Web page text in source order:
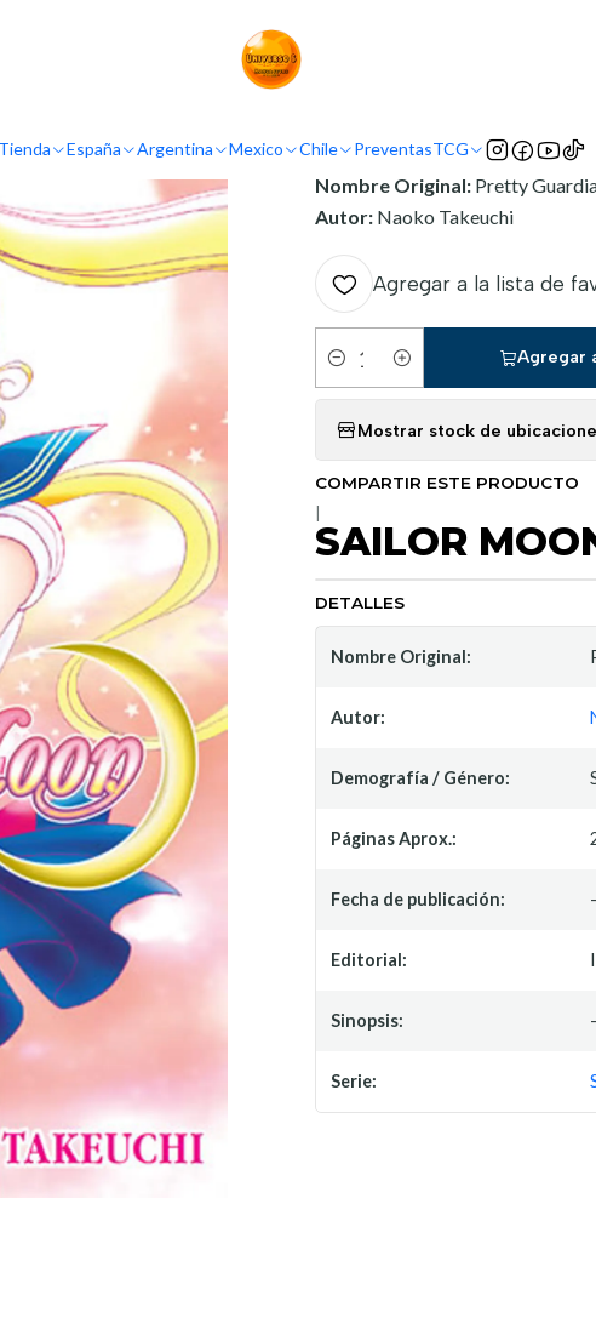
Tienda España Argentina Mexico Chile PreventasTCG
Nombre Original: Pretty
Autor: Naoko Takeuchi
Agregar a la lista de
Cantidad
Agregar
Mostrar stock de
COMPARTIR ESTE PRODUCTO
SAILOR
DETALLES
Nombre Original:
Autor:
Demografía / Género:
Páginas Aprox.:
Fecha de publicación: -
Editorial:
Sinopsis: -
Serie: